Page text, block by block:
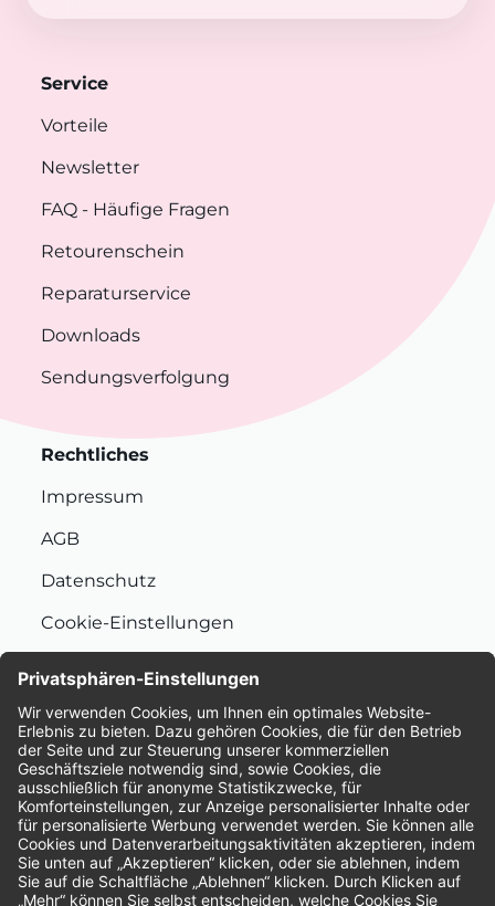
Service
Vorteile
Newsletter
FAQ - Häufige Fragen
Retourenschein
Reparaturservice
Downloads
Sendungsverfolgung
Rechtliches
Impressum
AGB
Datenschutz
Cookie-Einstellungen
Bewertungen